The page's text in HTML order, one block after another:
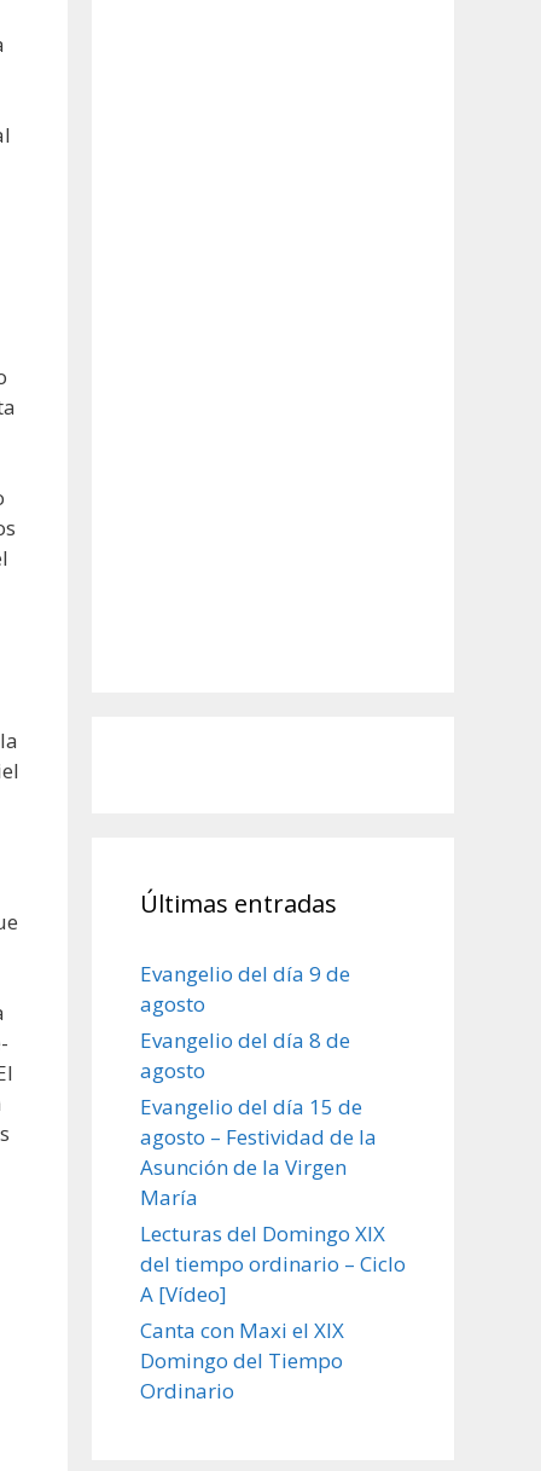
Últimas entradas
Evangelio del día 9 de
agosto
Evangelio del día 8 de
agosto
Evangelio del día 15 de
agosto – Festividad de la
Asunción de la Virgen
María
Lecturas del Domingo XIX
del tiempo ordinario – Ciclo
A [Vídeo]
Canta con Maxi el XIX
Domingo del Tiempo
Ordinario